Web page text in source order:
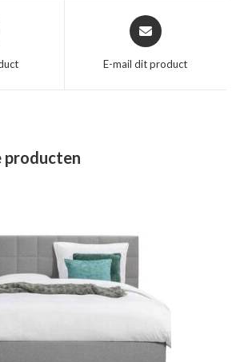
Opent
in
nieuw
E-mail dit product
producten